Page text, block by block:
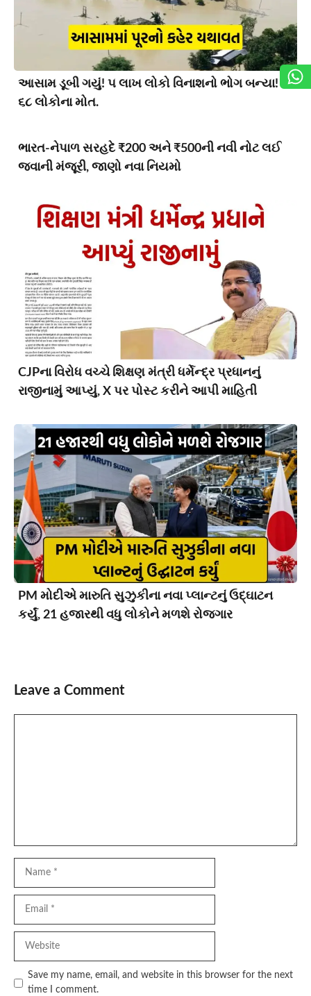
આસામ ડૂબી ગયું! ૫ લાખ લોકો વિનાશનો ભોગ બન્યા!
૬૮ લોકોના મોત.
ભારત-નેપાળ સરહદે ₹200 અને ₹500ની નવી નોટ લઈ
જવાની મંજૂરી, જાણો નવા નિયમો
CJPના વિરોધ વચ્ચે શિક્ષણ મંત્રી ધર્મેન્દ્ર પ્રધાનનું
રાજીનામું આપ્યું, X પર પોસ્ટ કરીને આપી માહિતી
PM મોદીએ મારુતિ સુઝુકીના નવા પ્લાન્ટનું ઉદ્ઘાટન
કર્યું, 21 હજારથી વધુ લોકોને મળશે રોજગાર
Leave a Comment
Save my name, email, and website in this browser for the next
time I comment.